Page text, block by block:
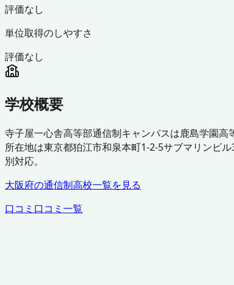
評価なし
単位取得のしやすさ
評価なし
学校概要
寺子屋一心舎高等部通信制キャンパスは鹿島学園
所在地は東京都狛江市和泉本町1-2-5サブマリンビ
別対応。
大阪府の通信制高校一覧を見る
口コミ 口コミ一覧